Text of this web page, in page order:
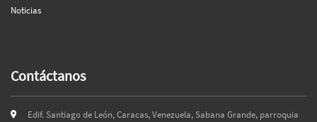
Noticias
Contáctanos
Edif. Santiago de León, Caracas, Venezuela, Sabana Grande, parroquia